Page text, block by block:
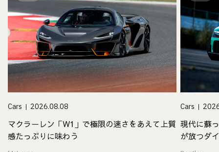
Cars 2026.08.08
マクラーレン「W1」で極限の速さをあえて上質
感たっぷりに味わう
Cars
現代に蘇
が放つダ